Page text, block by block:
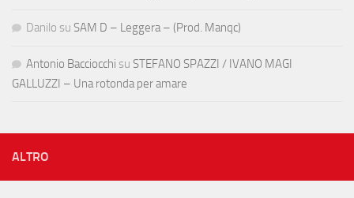
Danilo su SAM D – Leggera – (Prod. Manqc)
Antonio Bacciocchi su STEFANO SPAZZI / IVANO MAGI
GALLUZZI – Una rotonda per amare
ALTRO